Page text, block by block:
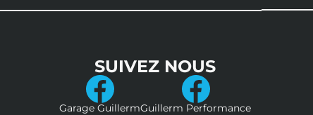
SUIVEZ NOUS
Garage GuillermGuillerm Performance